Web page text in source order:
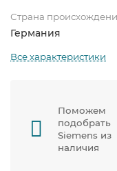
Страна
Германия
Все характеристики
Поможем
подобрать
Siemens из
наличия